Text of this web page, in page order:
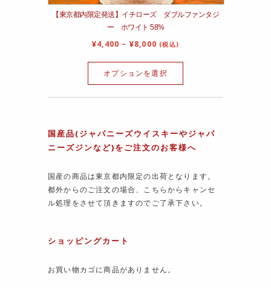
【東京都内限定発送】イチローズ ダブルファンタジ
ー ホワイト 58%
¥4,400 – ¥8,000 (税込)
オプションを選択
国産品(ジャパニーズウイスキーやジャパ
ニーズジンなど)をご注文のお客様へ
国産の商品は東京都内限定の出荷となります。
都外からのご注文の場合、こちらからキャンセ
ル処理をさせて頂きますのでご了承下さい。
ショッピングカート
お買い物カゴに商品がありません。